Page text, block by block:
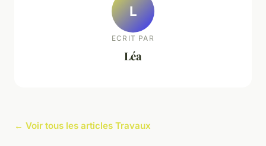
L
ECRIT PAR
Léa
← Voir tous les articles Travaux